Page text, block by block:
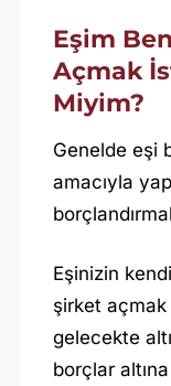
Eşim
Açmak
Miyim?
Genelde eşi
amacıyla
Eşinizin
şirket açmak
gelecekte
borçlar